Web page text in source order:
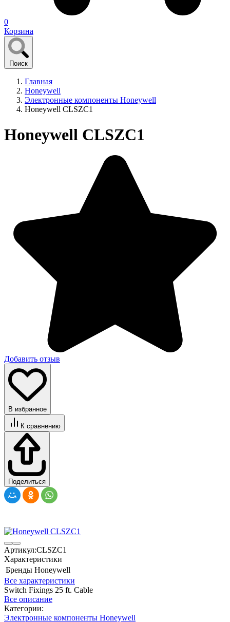
0
Корзина
Поиск
Главная
Honeywell
Электронные компоненты Honeywell
Honeywell CLSZC1
Honeywell CLSZC1
Добавить отзыв
В избранное
К сравнению
Поделиться
Артикул:CLSZC1
Характеристики
Бренды Honeywell
Все характеристики
Switch Fixings 25 ft. Cable
Все описание
Категории:
Электронные компоненты Honeywell